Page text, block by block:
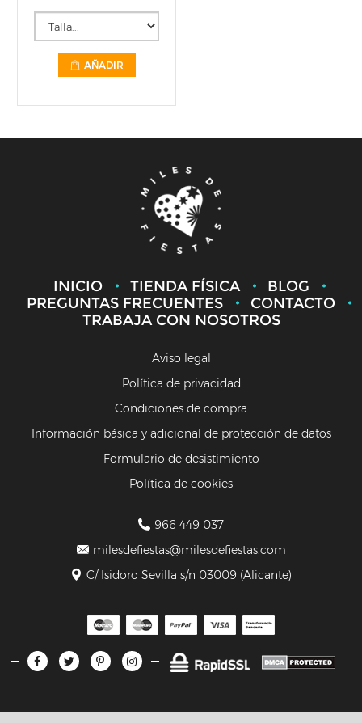
AÑADIR
INICIO TIENDA FÍSICA
BLOG
PREGUNTAS FRECUENTES
CONTACTO
TRABAJA CON NOSOTROS
Aviso legal
Política de privacidad
Condiciones de compra
Información básica y adicional de protección de datos
Formulario de desistimiento
Política de cookies
966 449 037
milesdefiestas@milesdefiestas.com
C/ Isidoro Sevilla s/n 03009 (Alicante)